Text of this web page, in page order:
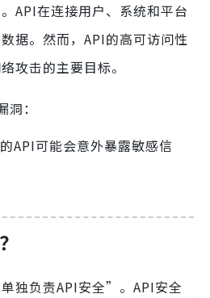
API在连接用户、系统和平台
据。然而，API的高可访问性
攻击的主要目标。
：
API可能会意外暴露敏感信
独负责API安全”。API安全